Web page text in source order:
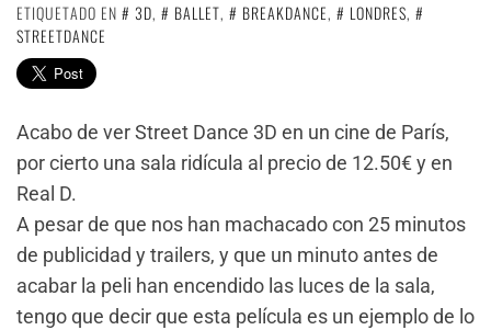
ETIQUETADO EN
3D, BALLET, BREAKDANCE, LONDRES,
STREETDANCE
Acabo de ver Street Dance 3D en un cine de París,
por cierto una sala ridícula al precio de 12.50€ y en
Real D.
A pesar de que nos han machacado con 25 minutos
de publicidad y trailers, y que un minuto antes de
acabar la peli han encendido las luces de la sala,
tengo que decir que esta película es un ejemplo de lo